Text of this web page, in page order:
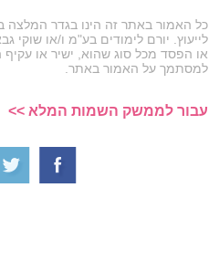
כל האמור באתר זה הינו בגדר המלצה
לייעוץ. יורם לימודים בע"מ ו/או שוקי
או הפסד מכל סוג שהוא, ישיר או
למסתמך על האמור באתר.
עבור לממשק השמות המלא >>